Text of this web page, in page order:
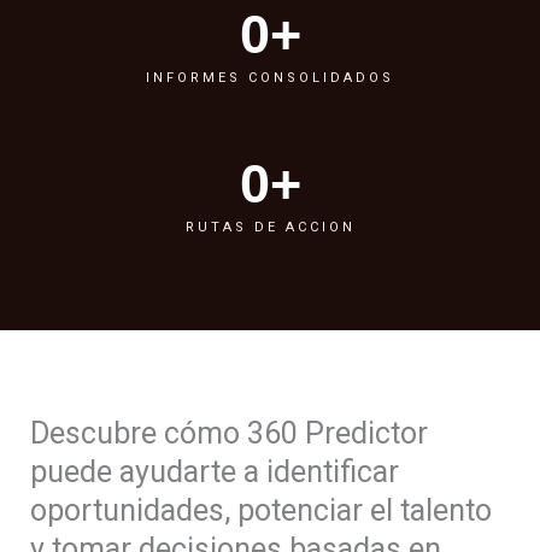
INFORMES CONSOLIDADOS
0+
RUTAS DE ACCION
0+
Descubre cómo 360 Predictor
puede ayudarte a identificar
oportunidades, potenciar el talento